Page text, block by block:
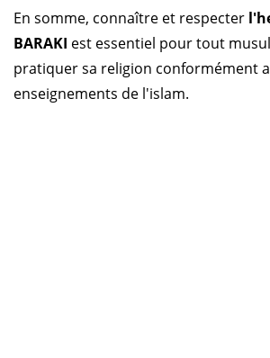
En somme, connaître et respecter
BARAKI est essentiel pour tout
pratiquer sa religion conformément
enseignements de l'islam.